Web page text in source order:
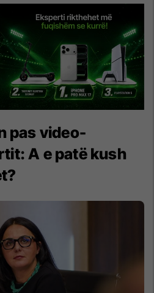
pas video-
A e patë kush